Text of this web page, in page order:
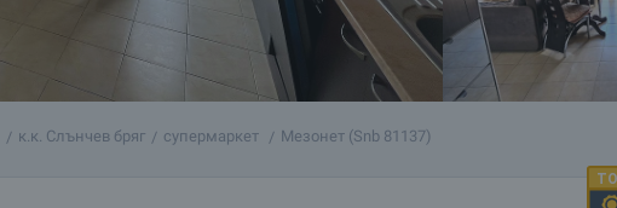
к.к. Слънчев бряг супермаркет Мезонет (Snb 81137)